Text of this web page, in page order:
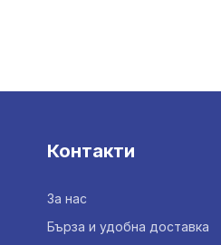
Контакти
За нас
Бърза и удобна доставка